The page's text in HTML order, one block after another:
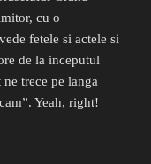
cu o
fetele si actele si
de la inceputul
trece pe langa
Yeah, right!